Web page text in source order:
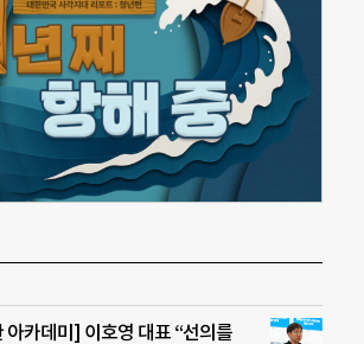
아카데미] 이호영 대표 “선의를